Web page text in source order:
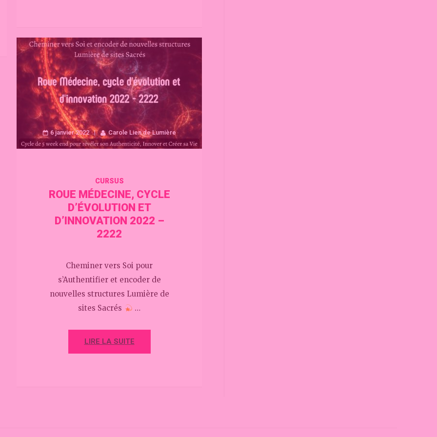
6 janvier 2022 Carole Lien de Lumière
CURSUS
ROUE MÉDECINE, CYCLE
D’ÉVOLUTION ET
D’INNOVATION 2022 –
2222
Cheminer vers Soi pour
s’Authentifier et encoder de
nouvelles structures Lumière de
sites Sacrés
…
LIRE LA SUITE